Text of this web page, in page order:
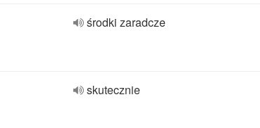
środki zaradcze
skutecznie